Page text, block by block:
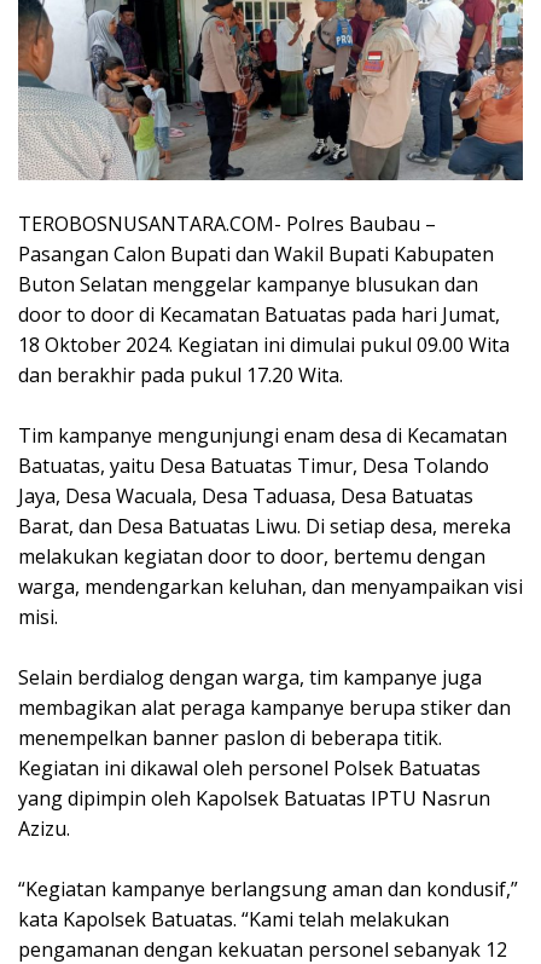
TEROBOSNUSANTARA.COM- Polres Baubau –
Pasangan Calon Bupati dan Wakil Bupati Kabupaten
Buton Selatan menggelar kampanye blusukan dan
door to door di Kecamatan Batuatas pada hari Jumat,
18 Oktober 2024. Kegiatan ini dimulai pukul 09.00 Wita
dan berakhir pada pukul 17.20 Wita.
Tim kampanye mengunjungi enam desa di Kecamatan
Batuatas, yaitu Desa Batuatas Timur, Desa Tolando
Jaya, Desa Wacuala, Desa Taduasa, Desa Batuatas
Barat, dan Desa Batuatas Liwu. Di setiap desa, mereka
melakukan kegiatan door to door, bertemu dengan
warga, mendengarkan keluhan, dan menyampaikan visi
misi.
Selain berdialog dengan warga, tim kampanye juga
membagikan alat peraga kampanye berupa stiker dan
menempelkan banner paslon di beberapa titik.
Kegiatan ini dikawal oleh personel Polsek Batuatas
yang dipimpin oleh Kapolsek Batuatas IPTU Nasrun
Azizu.
“Kegiatan kampanye berlangsung aman dan kondusif,”
kata Kapolsek Batuatas. “Kami telah melakukan
pengamanan dengan kekuatan personel sebanyak 12